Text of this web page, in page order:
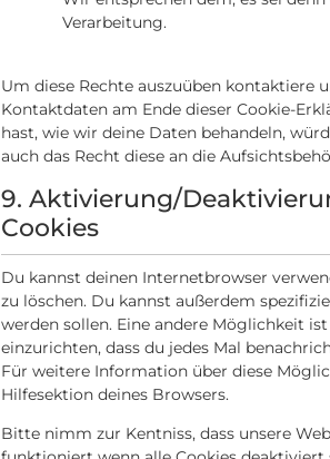
Verarbeitung.
Um diese Rechte auszuüben kontaktiere
Kontaktdaten am Ende dieser Cookie-
hast, wie wir deine Daten behandeln,
auch das Recht diese an die
9. Aktivierung/
Cookies
Du kannst deinen Internetbrowser
zu löschen. Du kannst außerdem
werden sollen. Eine andere Möglichkeit
einzurichten, dass du jedes Mal
Für weitere Information über diese
Hilfesektion deines Browsers.
Bitte nimm zur Kentniss, dass unsere